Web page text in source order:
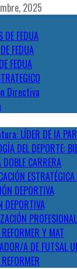
2025
DE FEDUA
FEDUA
FEDUA
Directiva
LÍDER DE IA
DEL DEPORTE:
DOBLE CARRERA
DEPORTIVA
DEPORTIVA
Y MAT
A DE FUTSAL